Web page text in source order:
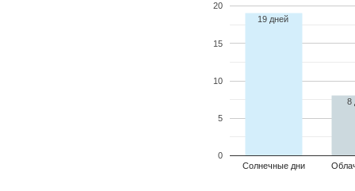
Солнечные дни
0
5
10
15
20
19 дней
8